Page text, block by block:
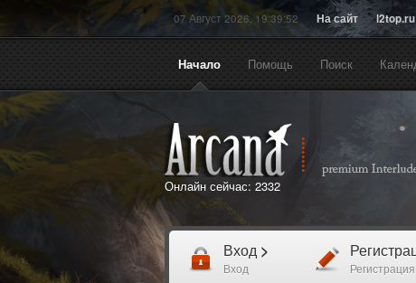
07 Август 2026, 19:39:52 На сайт l2top.ru
Начало Помощь Поиск
Онлайн сейчас: 2332
Вход >
Вход Регистрация